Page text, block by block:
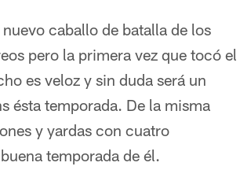
caballo de batalla de los
pero la primera vez que tocó el
es veloz y sin duda será un
ésta temporada. De la misma
y yardas con cuatro
temporada de él.